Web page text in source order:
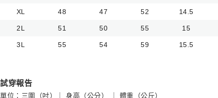
XL 48 47 52 14.5
2L 51 50 55 15
3L 55 54 59 15.5
試穿報告
單位：三圍（吋）｜ 身高（公分） ｜ 體重（公斤）